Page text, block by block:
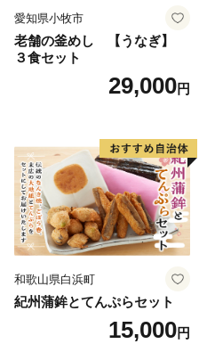
愛知県小牧市
老舗の釜めし 【うなぎ】
３食セット
29,000円
和歌山県白浜町
紀州蒲鉾とてんぷらセット
15,000円